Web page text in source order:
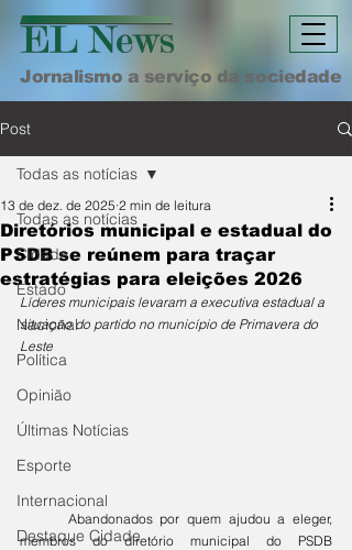
Jornalismo a serviço da sociedade
Post
Todas as notícias
Cidade
Estado
Nacional
Política
Opinião
Últimas Notícias
Esporte
Internacional
Destaque Cidade
Todas as notícias
Diretórios municipal e estadual do
PSDB se reúnem para traçar
estratégias para eleições 2026
13 de dez. de 2025 2 min de leitura
Líderes municipais levaram a executiva estadual a
situação do partido no município de Primavera do
Leste
membros do diretório municipal do PSDB